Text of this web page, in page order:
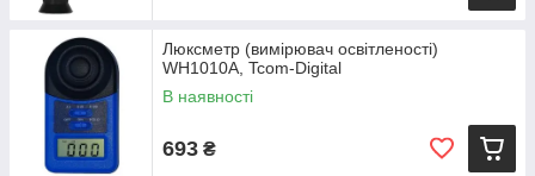
Люксметр (вимірювач освітленості)
WH1010A, Tcom-Digital
В наявності
693 ₴